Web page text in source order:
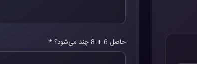
حاصل 6 + 8 چند می‌شود؟ *